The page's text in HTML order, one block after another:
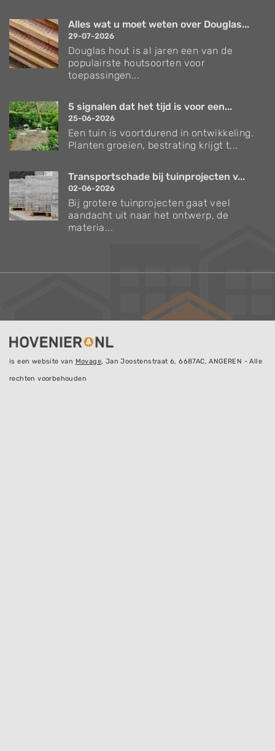
Alles wat u moet weten over Douglas...
29-07-2026
Douglas hout is al jaren een van de
populairste houtsoorten voor
toepassingen...
5 signalen dat het tijd is voor een...
25-06-2026
Een tuin is voortdurend in ontwikkeling.
Planten groeien, bestrating krijgt t...
Transportschade bij tuinprojecten v...
02-06-2026
Bij grotere tuinprojecten gaat veel
aandacht uit naar het ontwerp, de
materia...
is een website van Movage, Jan Joostenstraat 6, 6687AC, ANGEREN - Alle
rechten voorbehouden